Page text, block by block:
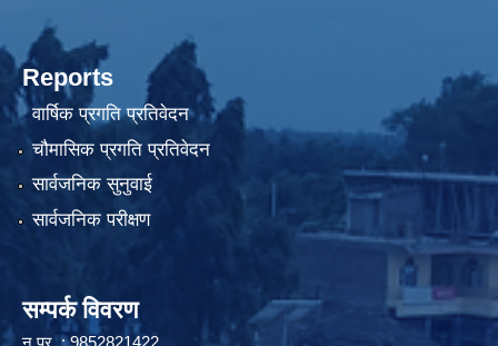
Reports
वार्षिक प्रगति प्रतिवेदन
चौमासिक प्रगति प्रतिवेदन
सार्वजनिक सुनुवाई
सार्वजनिक परीक्षण
सम्पर्क विवरण
न.प्र. : 9852821422